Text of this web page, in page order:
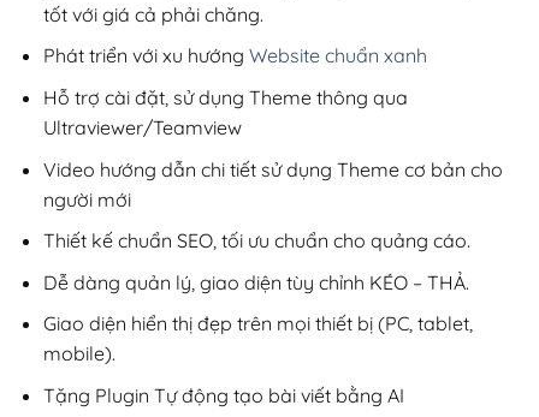
tốt với giá cả phải chăng.
Phát triển với xu hướng Website chuẩn xanh
Hỗ trợ cài đặt, sử dụng Theme thông qua
Ultraviewer/Teamview
Video hướng dẫn chi tiết sử dụng Theme cơ bản cho
người mới
Thiết kế chuẩn SEO, tối ưu chuẩn cho quảng cáo.
Dễ dàng quản lý, giao diện tùy chỉnh KÉO – THẢ.
Giao diện hiển thị đẹp trên mọi thiết bị (PC, tablet,
mobile).
Tặng Plugin Tự động tạo bài viết bằng AI